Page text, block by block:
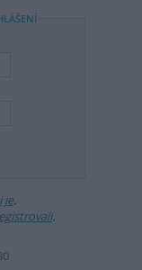
je.
.